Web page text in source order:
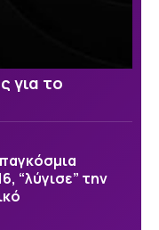
για το
“λύγισε” την